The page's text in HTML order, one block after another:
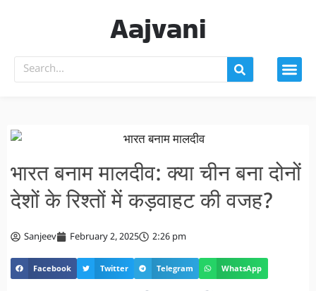
Aajvani
भारत बनाम मालदीव: क्या चीन बना दोनों
देशों के रिश्तों में कड़वाहट की वजह?
Sanjeev February 2, 2025 2:26 pm
Facebook Twitter Telegram WhatsApp